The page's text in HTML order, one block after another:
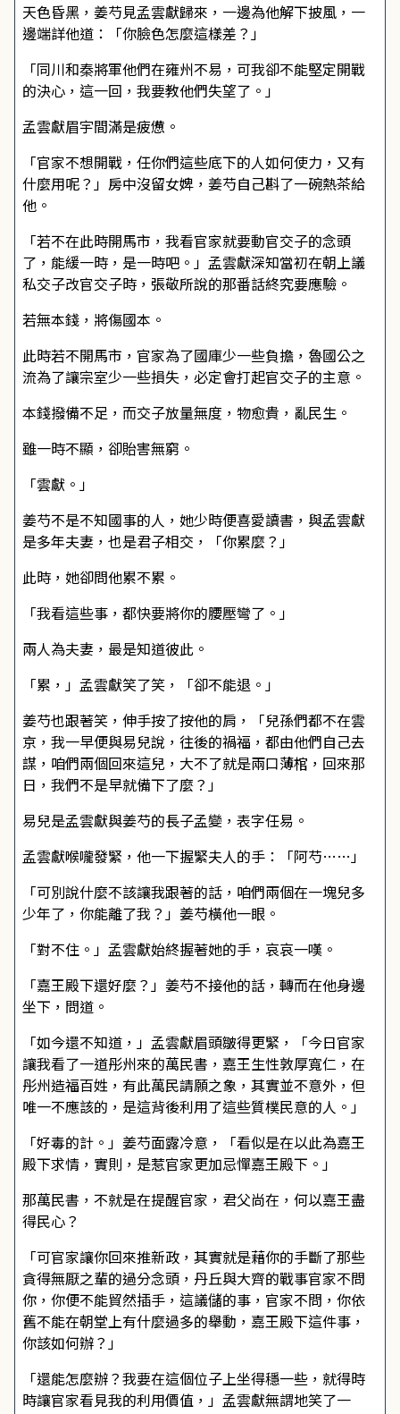
天色昏黑，姜芍見孟雲獻歸來，一邊為他解下披風，一
邊端詳他道：「你臉色怎麼這樣差？」
「同川和秦將軍他們在雍州不易，可我卻不能堅定開戰
的決心，這一回，我要教他們失望了。」
孟雲獻眉宇間滿是疲憊。
「官家不想開戰，任你們這些底下的人如何使力，又有
什麼用呢？」房中沒留女婢，姜芍自己斟了一碗熱茶給
他。
「若不在此時開馬市，我看官家就要動官交子的念頭
了，能緩一時，是一時吧。」孟雲獻深知當初在朝上議
私交子改官交子時，張敬所說的那番話終究要應驗。
若無本錢，將傷國本。
此時若不開馬市，官家為了國庫少一些負擔，魯國公之
流為了讓宗室少一些損失，必定會打起官交子的主意。
本錢撥備不足，而交子放量無度，物愈貴，亂民生。
雖一時不顯，卻貽害無窮。
「雲獻。」
姜芍不是不知國事的人，她少時便喜愛讀書，與孟雲獻
是多年夫妻，也是君子相交，「你累麼？」
此時，她卻問他累不累。
「我看這些事，都快要將你的腰壓彎了。」
兩人為夫妻，最是知道彼此。
「累，」孟雲獻笑了笑，「卻不能退。」
姜芍也跟著笑，伸手按了按他的肩，「兒孫們都不在雲
京，我一早便與易兒說，往後的禍福，都由他們自己去
謀，咱們兩個回來這兒，大不了就是兩口薄棺，回來那
日，我們不是早就備下了麼？」
易兒是孟雲獻與姜芍的長子孟變，表字任易。
孟雲獻喉嚨發緊，他一下握緊夫人的手：「阿芍……」
「可別說什麼不該讓我跟著的話，咱們兩個在一塊兒多
少年了，你能離了我？」姜芍橫他一眼。
「對不住。」孟雲獻始終握著她的手，哀哀一嘆。
「嘉王殿下還好麼？」姜芍不接他的話，轉而在他身邊
坐下，問道。
「如今還不知道，」孟雲獻眉頭皺得更緊，「今日官家
讓我看了一道彤州來的萬民書，嘉王生性敦厚寬仁，在
彤州造福百姓，有此萬民請願之象，其實並不意外，但
唯一不應該的，是這背後利用了這些質樸民意的人。」
「好毒的計。」姜芍面露冷意，「看似是在以此為嘉王
殿下求情，實則，是惹官家更加忌憚嘉王殿下。」
那萬民書，不就是在提醒官家，君父尚在，何以嘉王盡
得民心？
「可官家讓你回來推新政，其實就是藉你的手斷了那些
貪得無厭之輩的過分念頭，丹丘與大齊的戰事官家不問
你，你便不能貿然插手，這議儲的事，官家不問，你依
舊不能在朝堂上有什麼過多的舉動，嘉王殿下這件事，
你該如何辦？」
「還能怎麼辦？我要在這個位子上坐得穩一些，就得時
時讓官家看見我的利用價值，」孟雲獻無謂地笑了一